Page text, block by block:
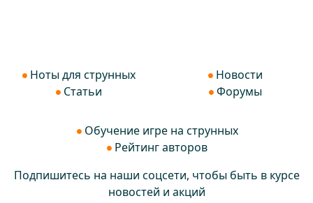
Ноты для струнных
Статьи
Новости
Форумы
Обучение игре на струнных
Рейтинг авторов
Подпишитесь на наши соцсети, чтобы быть в курсе
новостей и акций